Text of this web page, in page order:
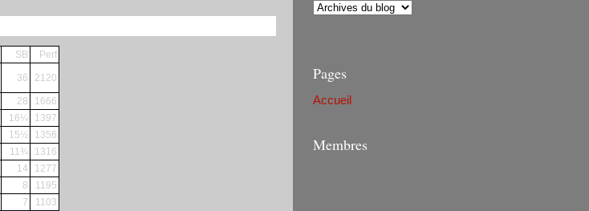
SB Perf
36 2120
28
1666
16¼
1397
15½
1356
11¾
1316
14
1277
8
1195
7
1103
Pages
Accueil
Membres